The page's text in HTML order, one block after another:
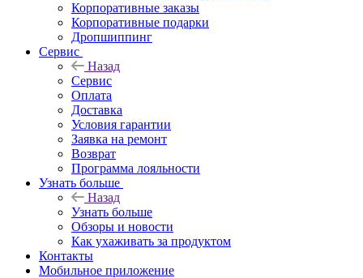
Корпоративные заказы
Корпоративные подарки
Дропшиппинг
Сервис
Назад
Сервис
Оплата
Доставка
Условия гарантии
Заявка на ремонт
Возврат
Программа лояльности
Узнать больше
Назад
Узнать больше
Обзоры и новости
Как ухаживать за продуктом
Контакты
Мобильное приложение